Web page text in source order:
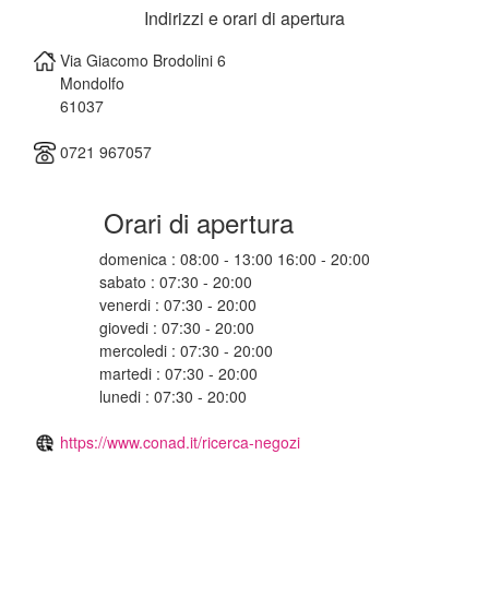
Indirizzi e orari di apertura
Via Giacomo Brodolini 6
Mondolfo
61037
0721 967057
Orari di apertura
domenica : 08:00 - 13:00 16:00 - 20:00
sabato : 07:30 - 20:00
venerdi : 07:30 - 20:00
giovedi : 07:30 - 20:00
mercoledi : 07:30 - 20:00
martedi : 07:30 - 20:00
lunedi : 07:30 - 20:00
https://www.conad.it/ricerca-negozi